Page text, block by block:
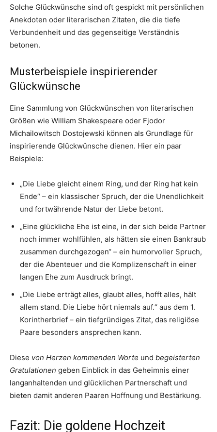
Solche Glückwünsche sind oft gespickt mit persönlichen
Anekdoten oder literarischen Zitaten, die die tiefe
Verbundenheit und das gegenseitige Verständnis
betonen.
Musterbeispiele inspirierender
Glückwünsche
Eine Sammlung von Glückwünschen von literarischen
Größen wie William Shakespeare oder Fjodor
Michailowitsch Dostojewski können als Grundlage für
inspirierende Glückwünsche dienen. Hier ein paar
Beispiele:
„Die Liebe gleicht einem Ring, und der Ring hat kein
Ende“ – ein klassischer Spruch, der die Unendlichkeit
und fortwährende Natur der Liebe betont.
„Eine glückliche Ehe ist eine, in der sich beide Partner
noch immer wohlfühlen, als hätten sie einen Bankraub
zusammen durchgezogen“ – ein humorvoller Spruch,
der die Abenteuer und die Komplizenschaft in einer
langen Ehe zum Ausdruck bringt.
„Die Liebe erträgt alles, glaubt alles, hofft alles, hält
allem stand. Die Liebe hört niemals auf.“ aus dem 1.
Korintherbrief – ein tiefgründiges Zitat, das religiöse
Paare besonders ansprechen kann.
Diese von Herzen kommenden Worte und begeisterten
Gratulationen geben Einblick in das Geheimnis einer
langanhaltenden und glücklichen Partnerschaft und
bieten damit anderen Paaren Hoffnung und Bestärkung.
Fazit: Die goldene Hochzeit